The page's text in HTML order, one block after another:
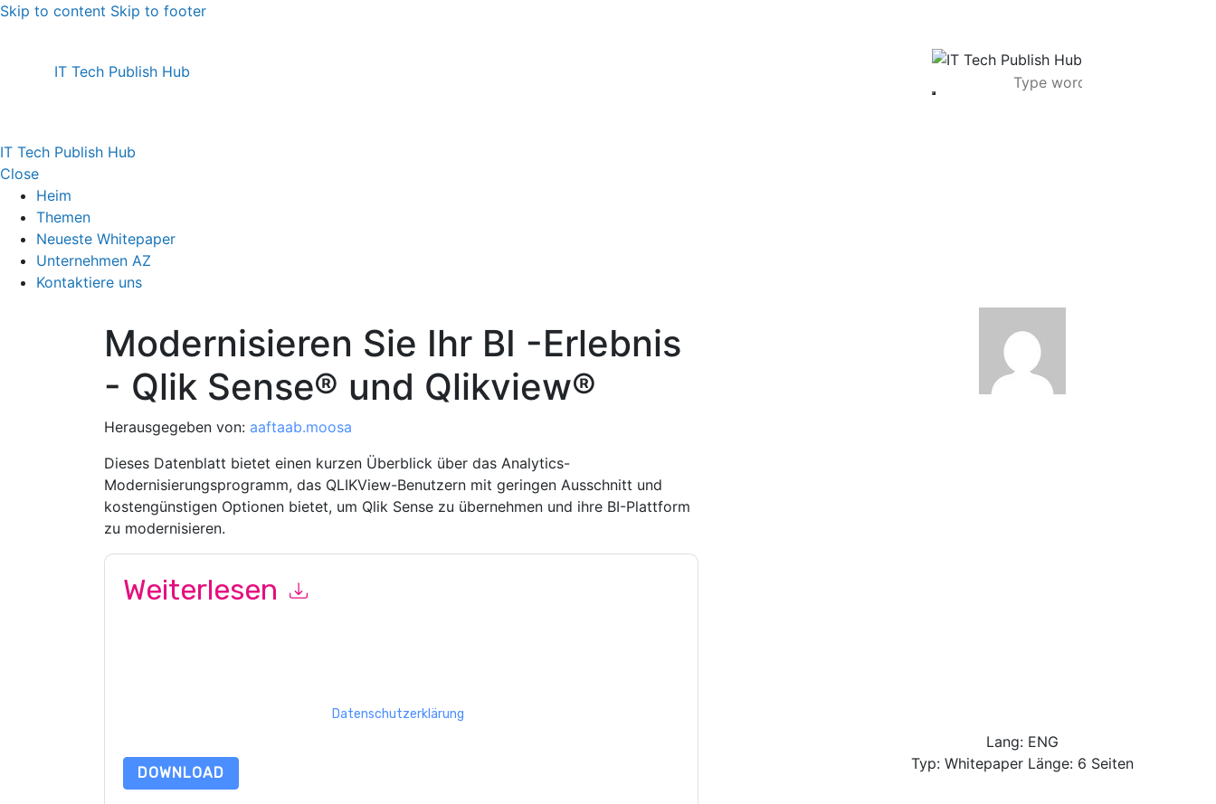
Skip to content Skip to footer
IT Tech Publish Hub
IT Tech Publish Hub
Close
Heim
Themen
Neueste Whitepaper
Unternehmen AZ
Kontaktiere uns
Modernisieren Sie Ihr BI -Erlebnis
- Qlik Sense® und Qlikview®
Herausgegeben von: aaftaab.moosa
Dieses Datenblatt bietet einen kurzen Überblick über das Analytics-
Modernisierungsprogramm, das QLIKView-Benutzern mit geringen Ausschnitt und
kostengünstigen Optionen bietet, um Qlik Sense zu übernehmen und ihre BI-Plattform
zu modernisieren.
Weiterlesen
Datenschutzerklärung
DOWNLOAD
Lang: ENG
Typ: Whitepaper Länge: 6 Seiten